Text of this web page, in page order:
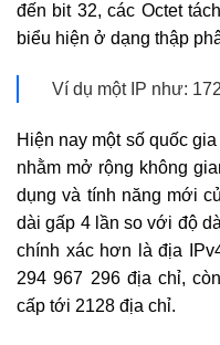
đến bit 32, các Octet
biểu hiện ở dạng thập
Ví dụ một IP như:
Hiện nay một số quốc
nhằm mở rộng không
dụng và tính năng mới
dài gấp 4 lần so với độ
chính xác hơn là địa
294 967 296 địa chỉ,
cấp tới 2128 địa chỉ.